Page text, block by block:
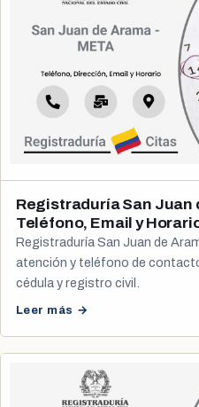
Registraduría San Juan
Teléfono, Email y
Registraduría San Juan de
atención y teléfono de
cédula y registro civil.
Leer más →